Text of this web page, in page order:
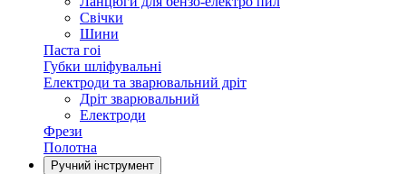
Свічки
Шини
Паста гоі
Губки шліфувальні
Електроди та зварювальний дріт
Дріт зварювальний
Електроди
Фрези
Полотна
Ручний інструмент